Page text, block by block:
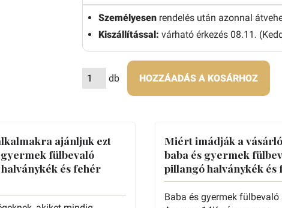
Személyesenrendelés után azonnal
Kiszállítással: várható érkezés 08.11.
db HOZZÁADÁS A KOSÁRHOZ
ajánljuk ezt
gyermek fülbevaló
és fehér
Miért imádják a
baba és gyermek
pillangó halványkék és
Baba és gyermek